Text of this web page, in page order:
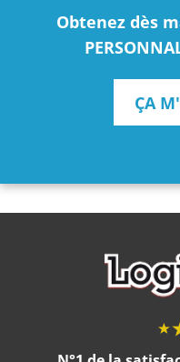
Obtenez dès
ÇA